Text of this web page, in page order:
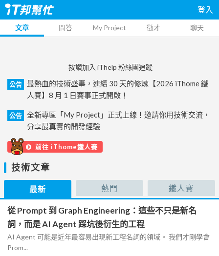
登入
文章 問答 My Project 徵才 聊天
按讚加入 iThelp 粉絲團追蹤
公告
最熱血的技術盛事，連續 30 天的修煉【2026 iThome 鐵
人賽】8 月 1 日賽事正式開啟！
公告
全新專區「My Project」正式上線！邀請你用技術交流，
分享最真實的開發經驗
前往 iThome鐵人賽
技術文章
最新 熱門 鐵人賽
從 Prompt 到 Graph Engineering：這些不只是新名
詞，而是 AI Agent 踩坑後衍生的工程
AI Agent 可能是近年最容易出現新工程名詞的領域。 我們才剛學會
Prom...